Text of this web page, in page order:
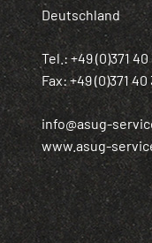
Deutschland
Tel.: +49 (0)371
Fax: +49 (0)371 40
info@asug-
www.asug-